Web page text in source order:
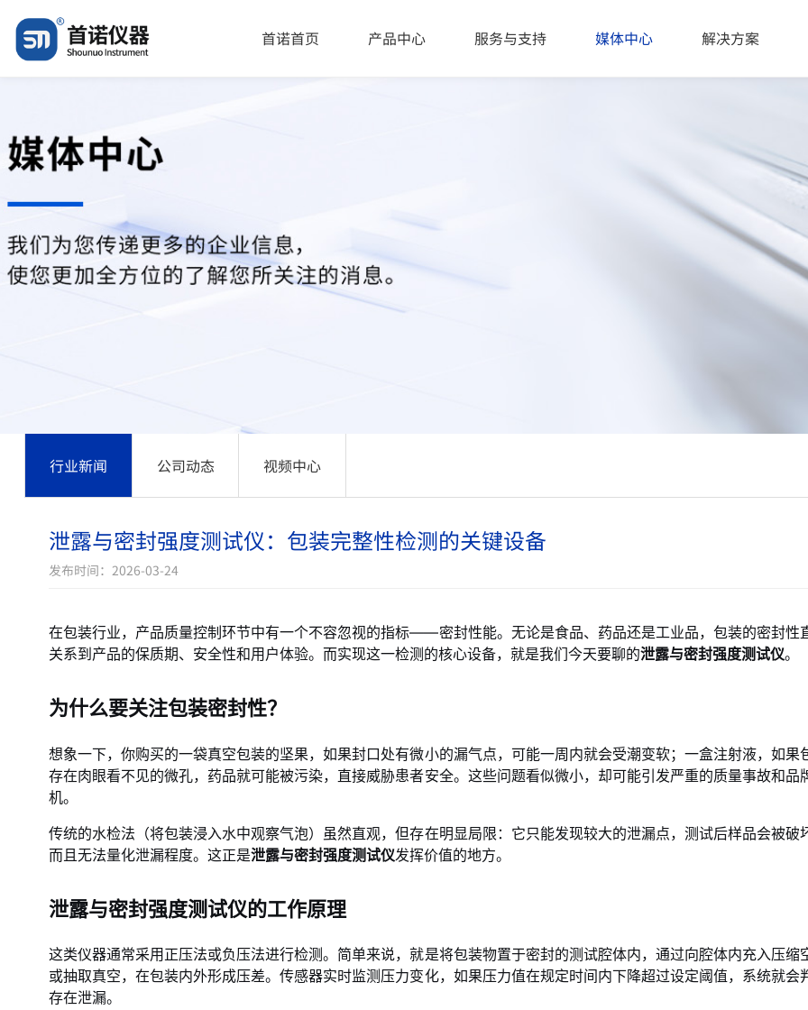
首诺首页 产品中心 服务与支持 媒体中心 解决方案
行业新闻 公司动态 视频中心
泄露与密封强度测试仪：包装完整性检测的关键设备
发布时间：2026-03-24
在包装行业，产品质量控制环节中有一个不容忽视的指标——密封性能。无论是食品、药品还是工业品，包装的密封性
关系到产品的保质期、安全性和用户体验。而实现这一检测的核心设备，就是我们今天要聊的泄露与密封强度测试仪。
为什么要关注包装密封性？
想象一下，你购买的一袋真空包装的坚果，如果封口处有微小的漏气点，可能一周内就会受潮变软；一盒注射液，如果
存在肉眼看不见的微孔，药品就可能被污染，直接威胁患者安全。这些问题看似微小，却可能引发严重的质量事故和品
机。
传统的水检法（将包装浸入水中观察气泡）虽然直观，但存在明显局限：它只能发现较大的泄漏点，测试后样品会被破
而且无法量化泄漏程度。这正是泄露与密封强度测试仪发挥价值的地方。
泄露与密封强度测试仪的工作原理
这类仪器通常采用正压法或负压法进行检测。简单来说，就是将包装物置于密封的测试腔体内，通过向腔体内充入压缩
或抽取真空，在包装内外形成压差。传感器实时监测压力变化，如果压力值在规定时间内下降超过设定阈值，系统就会
存在泄漏。